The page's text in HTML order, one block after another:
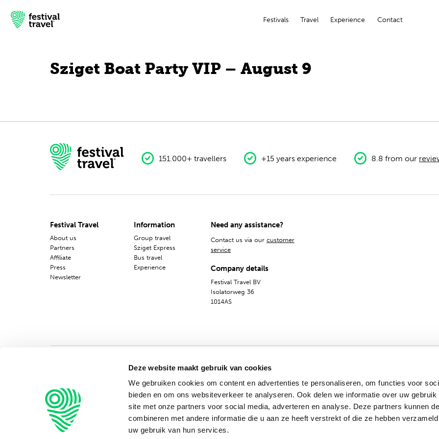
Deze website maakt gebruik van cookies
We gebruiken cookies om content en advertenties te personaliseren, om functies voor
bieden en om ons websiteverkeer te analyseren. Ook delen we informatie over uw gebruik
site met onze partners voor social media, adverteren en analyse. Deze partners kunnen
combineren met andere informatie die u aan ze heeft verstrekt of die ze hebben
uw gebruik van hun services.
Festivals Travel Experience Contact
Contact
Sziget Boat Party VIP – August 9
151.000+ travellers +15 years experience 8.8 from our
Festival Travel
About us
Partners
Affiliate
Press
Newsletter
Information
Group travel
Sziget Express
Bus travel
Experience
Need any assistance?
Contact us via our customer
service
Company details
Festival Travel BV
Isolatorweg 36
1014AS
General Terms English
© 2009 - 2024 - Festival Travel B.V.